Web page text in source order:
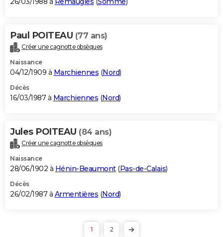
Paul POITEAU (77 ans)
Créer une cagnotte obsèques
Naissance
04/12/1909 à Marchiennes (Nord)
Décès
16/03/1987 à Marchiennes (Nord)
Jules POITEAU (84 ans)
Créer une cagnotte obsèques
Naissance
28/06/1902 à Hénin-Beaumont(Pas-de-Calais)
Décès
26/02/1987 à Armentières (Nord)
1 2